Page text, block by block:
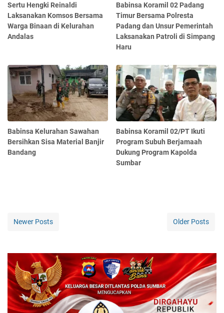
Sertu Hengki Reinaldi
Laksanakan Komsos Bersama
Warga Binaan di Kelurahan
Andalas
Babinsa Koramil 02 Padang
Timur Bersama Polresta
Padang dan Unsur Pemerintah
Laksanakan Patroli di Simpang
Haru
Babinsa Kelurahan Sawahan
Bersihkan Sisa Material Banjir
Bandang
Babinsa Koramil 02/PT Ikuti
Program Subuh Berjamaah
Dukung Program Kapolda
Sumbar
Newer Posts Older Posts